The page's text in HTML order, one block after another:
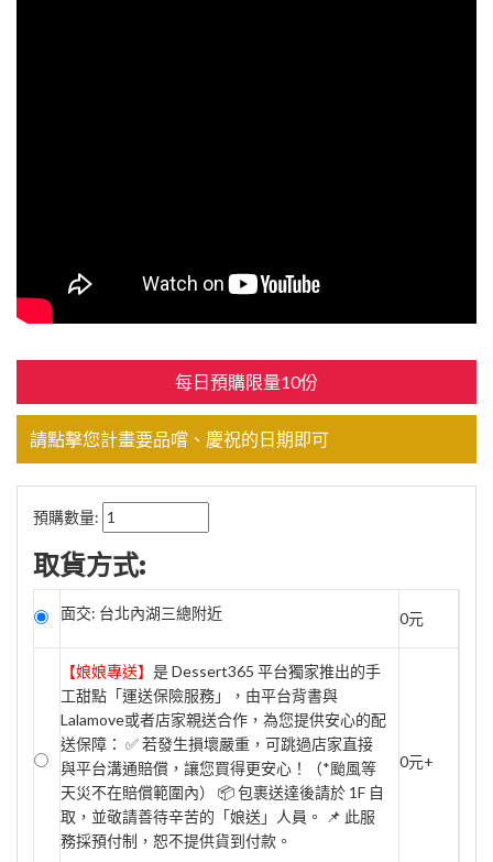
每日預購限量10份
請點擊您計畫要品嚐、慶祝的日期即可
預購數量:
取貨方式:
面交: 台北內湖三總附近 0元
【娘娘專送】 是 Dessert365 平台獨家推出的手
工甜點「運送保險服務」，由平台背書與
Lalamove或者店家親送合作，為您提供安心的配
送保障： ✅ 若發生損壞嚴重，可跳過店家直接
與平台溝通賠償，讓您買得更安心！（*颱風等
天災不在賠償範圍內） 📦 包裹送達後請於 1F 自
取，並敬請善待辛苦的「娘送」人員。 📌 此服
務採預付制，恕不提供貨到付款。
0元+